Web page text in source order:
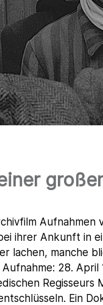
Aufnahmen
ihrer Ankunft in
lachen, manche
28.
Regisseurs
Ein